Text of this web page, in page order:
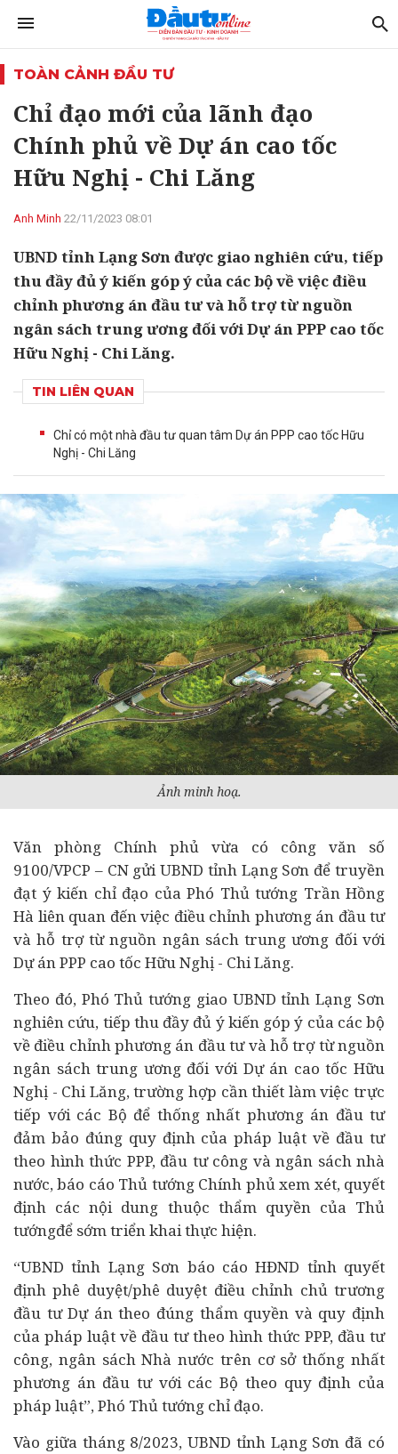
TOÀN CẢNH ĐẦU TƯ
Chỉ đạo mới của lãnh đạo
Chính phủ về Dự án cao tốc
Hữu Nghị - Chi Lăng
Anh Minh 22/11/2023 08:01
UBND tỉnh Lạng Sơn được giao nghiên cứu, tiếp
thu đầy đủ ý kiến góp ý của các bộ về việc điều
chỉnh phương án đầu tư và hỗ trợ từ nguồn
ngân sách trung ương đối với Dự án PPP cao tốc
Hữu Nghị - Chi Lăng.
TIN LIÊN QUAN
Chỉ có một nhà đầu tư quan tâm Dự án PPP cao tốc Hữu
Nghị - Chi Lăng
Ảnh minh hoạ.
Văn phòng Chính phủ vừa có công văn số
9100/VPCP – CN gửi UBND tỉnh Lạng Sơn để truyền
đạt ý kiến chỉ đạo của Phó Thủ tướng Trần Hồng
Hà liên quan đến việc điều chỉnh phương án đầu tư
và hỗ trợ từ nguồn ngân sách trung ương đối với
Dự ánPPP cao tốc Hữu Nghị - Chi Lăng.
Theo đó, Phó Thủ tướng giao UBND tỉnh Lạng Sơn
nghiên cứu, tiếp thu đầy đủ ý kiến góp ý của các bộ
về điều chỉnh phương án đầu tư và hỗ trợ từ nguồn
ngân sách trung ương đối với Dự án cao tốc Hữu
Nghị - Chi Lăng, trường hợp cần thiết làm việc trực
tiếp với các Bộ để thống nhất phương án đầu tư
đảm bảo đúng quy định của pháp luật về đầu tư
theo hình thức PPP, đầu tư công và ngân sách nhà
nước, báo cáo Thủ tướng Chính phủ xem xét, quyết
định các nội dung thuộc thẩm quyền của Thủ
tướngđể sớm triển khai thực hiện.
“UBND tỉnh Lạng Sơn báo cáo HĐND tỉnh quyết
định phê duyệt/phê duyệt điều chỉnh chủ trương
đầu tư Dự án theo đúng thẩm quyền và quy định
của pháp luật về đầu tư theo hình thức PPP, đầu tư
công, ngân sách Nhà nước trên cơ sở thống nhất
phương án đầu tư với các Bộ theo quy định của
pháp luật”, Phó Thủ tướng chỉ đạo.
Vào giữa tháng 8/2023, UBND tỉnh Lạng Sơn đã có